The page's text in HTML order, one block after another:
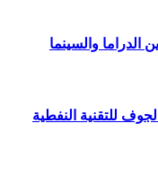
والسينما
للتقنية النفطية